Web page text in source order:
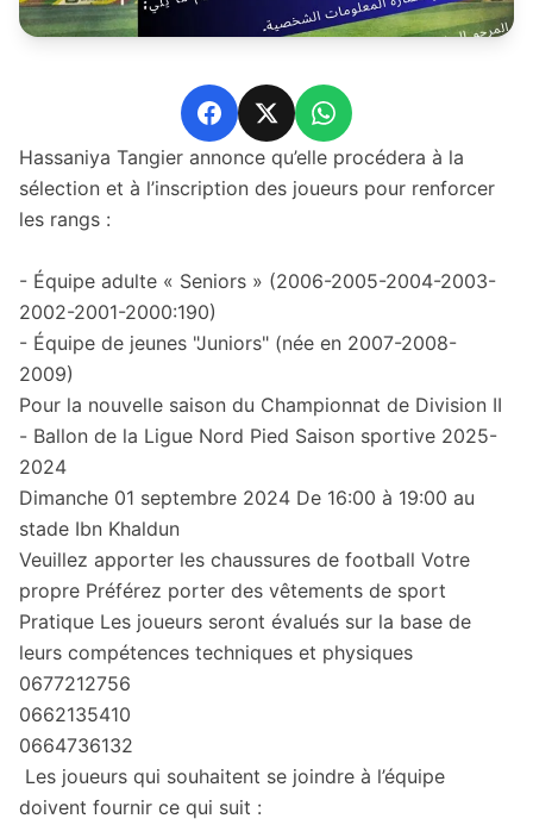
Facebook
X
WhatsApp
Hassaniya Tangier annonce qu’elle procédera à la
sélection et à l’inscription des joueurs pour renforcer
les rangs :
- Équipe adulte « Seniors » (2006-2005-2004-2003-
2002-2001-2000:190)
- Équipe de jeunes "Juniors" (née en 2007-2008-
2009)
Pour la nouvelle saison du Championnat de Division II
- Ballon de la Ligue Nord Pied Saison sportive 2025-
2024
Dimanche 01 septembre 2024 De 16:00 à 19:00 au
stade Ibn Khaldun
Veuillez apporter les chaussures de football Votre
propre Préférez porter des vêtements de sport
Pratique Les joueurs seront évalués sur la base de
leurs compétences techniques et physiques
0677212756
0662135410
0664736132
Les joueurs qui souhaitent se joindre à l’équipe
doivent fournir ce qui suit :